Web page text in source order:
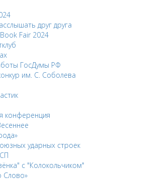
друг друга
Fair 2024
ГосДумы РФ
им. С. Соболева
конференция
ударных строек
с "Колокольчиком"
Слово»